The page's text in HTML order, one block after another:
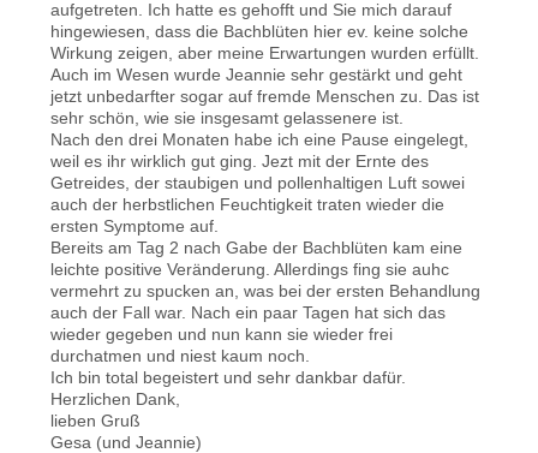
aufgetreten. Ich hatte es gehofft und Sie mich darauf
hingewiesen, dass die Bachblüten hier ev. keine solche
Wirkung zeigen, aber meine Erwartungen wurden erfüllt.
Auch im Wesen wurde Jeannie sehr gestärkt und geht
jetzt unbedarfter sogar auf fremde Menschen zu. Das ist
sehr schön, wie sie insgesamt gelassenere ist.
Nach den drei Monaten habe ich eine Pause eingelegt,
weil es ihr wirklich gut ging. Jezt mit der Ernte des
Getreides, der staubigen und pollenhaltigen Luft sowei
auch der herbstlichen Feuchtigkeit traten wieder die
ersten Symptome auf.
Bereits am Tag 2 nach Gabe der Bachblüten kam eine
leichte positive Veränderung. Allerdings fing sie auhc
vermehrt zu spucken an, was bei der ersten Behandlung
auch der Fall war. Nach ein paar Tagen hat sich das
wieder gegeben und nun kann sie wieder frei
durchatmen und niest kaum noch.
Ich bin total begeistert und sehr dankbar dafür.
Herzlichen Dank,
lieben Gruß
Gesa (und Jeannie)